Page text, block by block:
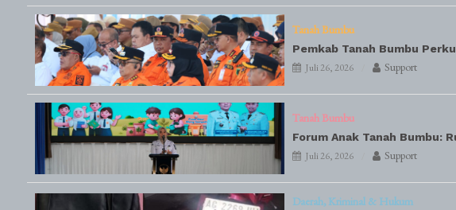
Tanah Bumbu
Pemkab Tanah Bumbu
Juli 26, 2026
Support
Tanah Bumbu
Forum Anak Tanah Bumbu:
Juli 26, 2026
Support
Daerah Kriminal & Hukum